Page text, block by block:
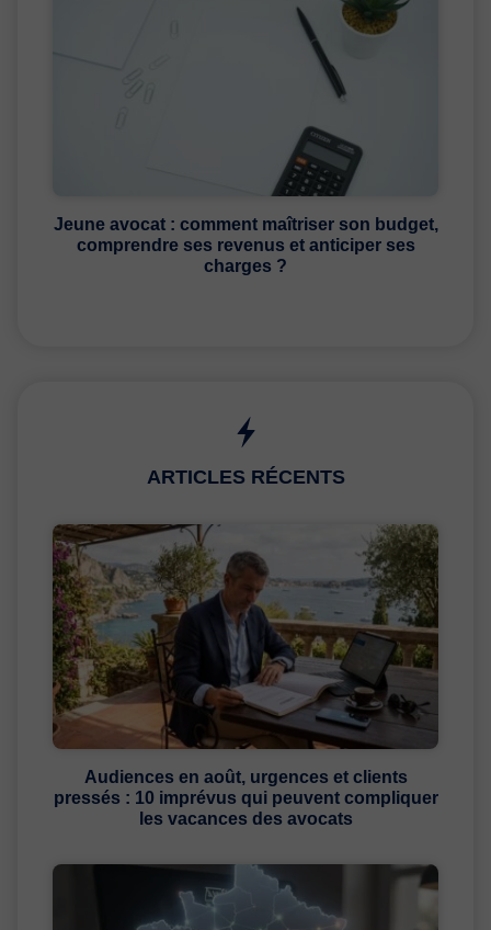
Jeune avocat : comment maîtriser son budget,
comprendre ses revenus et anticiper ses
charges ?
ARTICLES RÉCENTS
Audiences en août, urgences et clients
pressés : 10 imprévus qui peuvent compliquer
les vacances des avocats